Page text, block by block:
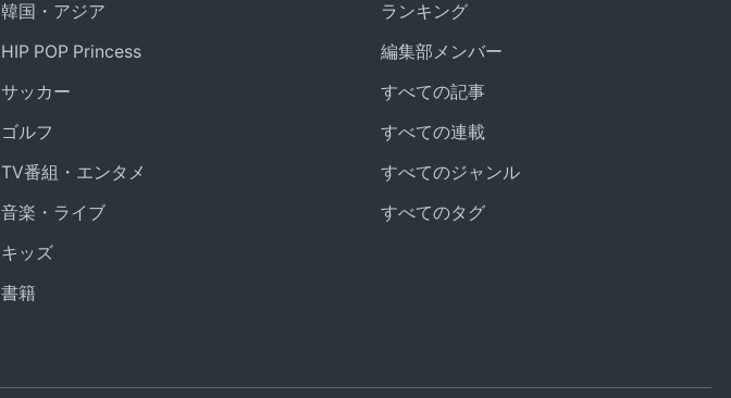
韓国・アジア
HIP POP Princess
サッカー
ゴルフ
TV番組・エンタメ
音楽・ライブ
キッズ
書籍
ランキング
編集部メンバー
すべての記事
すべての連載
すべてのジャンル
すべてのタグ